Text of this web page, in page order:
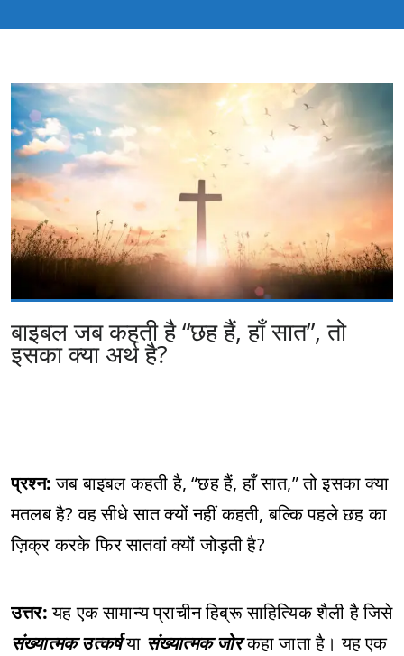
बाइबल जब कहती है “छह हैं, हाँ सात”, तो
इसका क्या अर्थ है?
प्रश्न:जब बाइबल कहती है, “छह हैं, हाँ सात,” तो इसका क्या
मतलब है? वह सीधे सात क्यों नहीं कहती, बल्कि पहले छह का
ज़िक्र करके फिर सातवां क्यों जोड़ती है?
उत्तर:यह एक सामान्य प्राचीन हिब्रू साहित्यिक शैली है जिसे
संख्यात्मक उत्कर्षया संख्यात्मक जोरकहा जाता है। यह एक